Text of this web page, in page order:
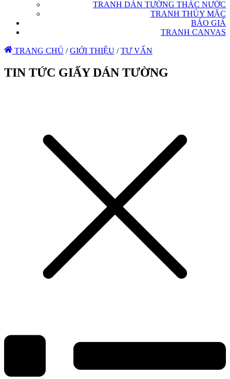
TRANH DÁN TƯỜNG THÁC NƯỚC
TRANH THỦY MẶC
BÁO GIÁ
TRANH CANVAS
TRANG CHỦ / GIỚI THIỆU / TƯ VẤN
TIN TỨC GIẤY DÁN TƯỜNG